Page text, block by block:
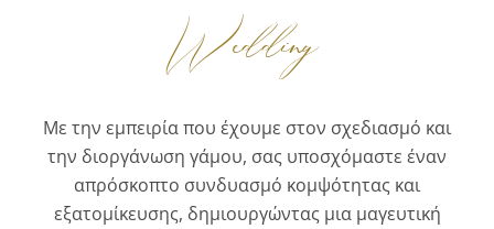
Wedding
Με την εμπειρία που έχουμε στον σχεδιασμό και
την διοργάνωση γάμου, σας υποσχόμαστε έναν
απρόσκοπτο συνδυασμό κομψότητας και
εξατομίκευσης, δημιουργώντας μια μαγευτική